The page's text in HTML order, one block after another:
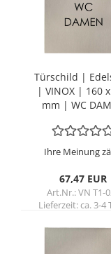
Tür­schild |
| VINOX | 160
mm | WC
Ihre Meinung
67,47 EUR
Art.Nr.: VN T1-
Lieferzeit:ca. 3-4